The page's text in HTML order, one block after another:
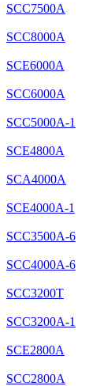
SCC7500A
SCC8000A
SCE6000A
SCC6000A
SCC5000A-1
SCE4800A
SCA4000A
SCE4000A-1
SCC3500A-6
SCC4000A-6
SCC3200T
SCC3200A-1
SCE2800A
SCC2800A